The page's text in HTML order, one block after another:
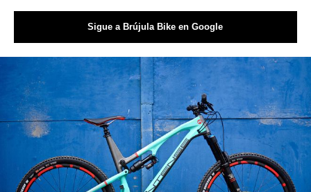
Sigue a Brújula Bike en Google